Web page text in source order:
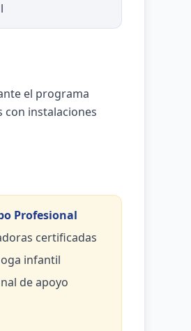
el programa
con instalaciones
Profesional
certificadas
infantil
de apoyo